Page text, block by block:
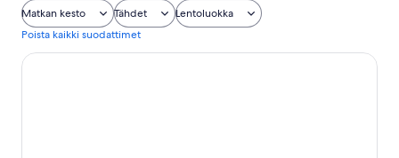
Matkan kesto Tähdet
Lentoluokka
Poista kaikki suodattimet
Alloggio della Posta Vecchia